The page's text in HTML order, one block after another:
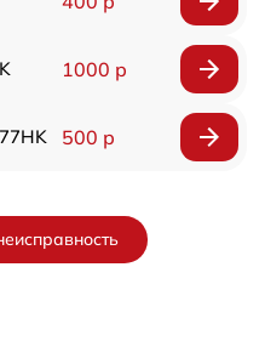
1000 р
500 р